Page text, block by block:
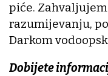
piće.
razumijevanju,
Darkom
Dobijete